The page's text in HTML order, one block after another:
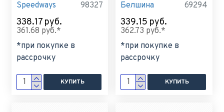
Speedways 98327
338.17 руб.
361.68 руб.*
*при покупке в
рассрочку
КУПИТЬ
Белшина 69294
339.15 руб.
362.73 руб.*
*при покупке в
рассрочку
КУПИТЬ